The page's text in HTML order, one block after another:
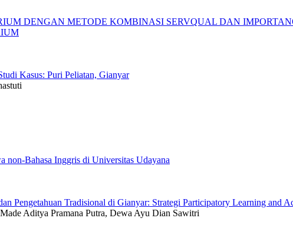
DENGAN METODE KOMBINASI SERVQUAL DAN
Kasus: Puri Peliatan, Gianyar
non-Bahasa Inggris di Universitas Udayana
Pengetahuan Tradisional di Gianyar: Strategi Participatory Learning and
Aditya Pramana Putra, Dewa Ayu Dian Sawitri